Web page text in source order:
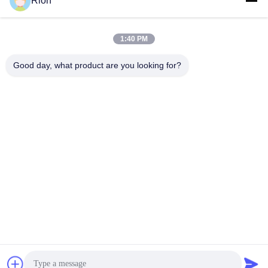
1:40 PM
Good day, what product are you looking for?